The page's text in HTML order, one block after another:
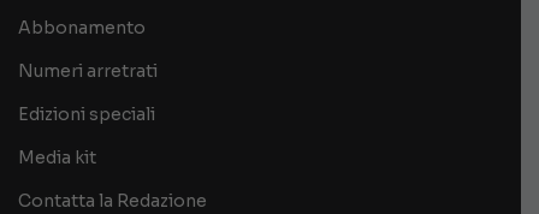
Abbonamento
Numeri arretrati
Edizioni speciali
Media kit
Contatta la Redazione